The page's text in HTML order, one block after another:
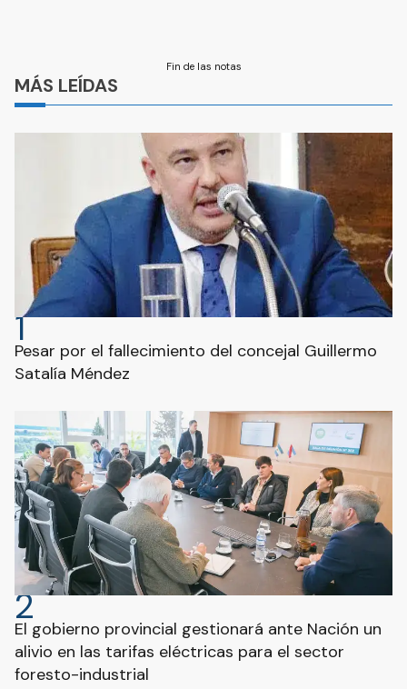
Fin de las notas
MÁS LEÍDAS
1
Pesar por el fallecimiento del concejal Guillermo
Satalía Méndez
2
El gobierno provincial gestionará ante Nación un
alivio en las tarifas eléctricas para el sector
foresto-industrial